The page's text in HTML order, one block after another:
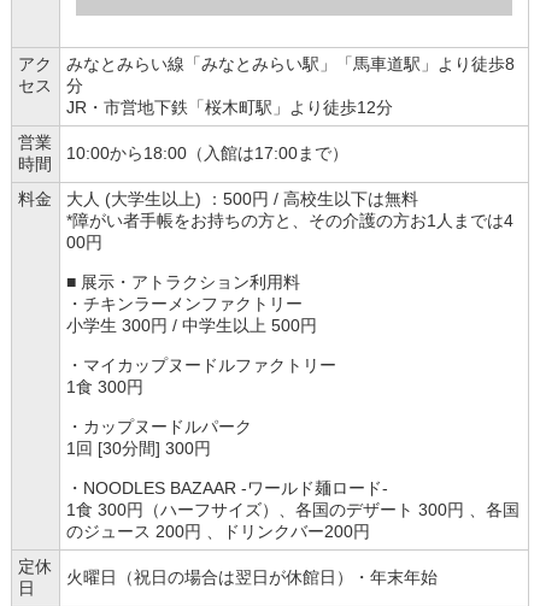
アク
セス
みなとみらい線「みなとみらい駅」「馬車道駅」より徒歩8
分
JR・市営地下鉄「桜木町駅」より徒歩12分
営業
時間
10:00から18:00（入館は17:00まで）
料金
大人 (大学生以上) ：500円 / 高校生以下は無料
*障がい者手帳をお持ちの方と、その介護の方お1人までは4
00円
■ 展示・アトラクション利用料
・チキンラーメンファクトリー
小学生 300円 / 中学生以上 500円
・マイカップヌードルファクトリー
1食 300円
・カップヌードルパーク
1回 [30分間] 300円
・NOODLES BAZAAR -ワールド麺ロード-
1食 300円（ハーフサイズ）、各国のデザート 300円 、各国
のジュース 200円 、ドリンクバー200円
定休
日
火曜日（祝日の場合は翌日が休館日）・年末年始